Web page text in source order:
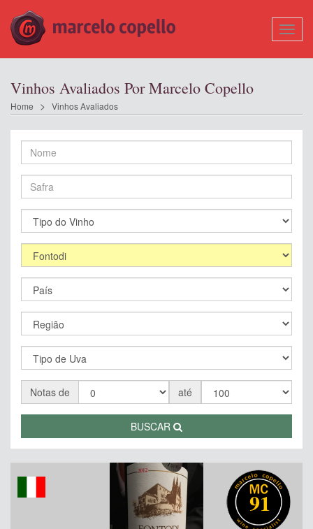
Vinhos Avaliados Por Marcelo Copello
Home Vinhos Avaliados
Notas de até
BUSCAR
91